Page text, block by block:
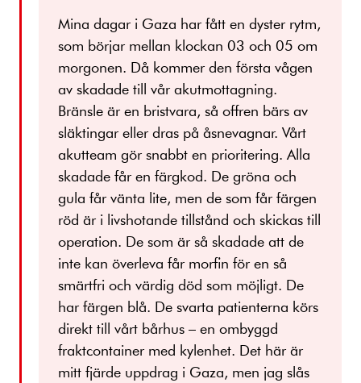
Mina dagar i Gaza har fått en dyster rytm,
som börjar mellan klockan 03 och 05 om
morgonen. Då kommer den första vågen
av skadade till vår akutmottagning.
Bränsle är en bristvara, så offren bärs av
släktingar eller dras på åsnevagnar. Vårt
akutteam gör snabbt en prioritering. Alla
skadade får en färgkod. De gröna och
gula får vänta lite, men de som får färgen
röd är i livshotande tillstånd och skickas till
operation. De som är så skadade att de
inte kan överleva får morfin för en så
smärtfri och värdig död som möjligt. De
har färgen blå. De svarta patienterna körs
direkt till vårt bårhus – en ombyggd
fraktcontainer med kylenhet. Det här är
mitt fjärde uppdrag i Gaza, men jag slås